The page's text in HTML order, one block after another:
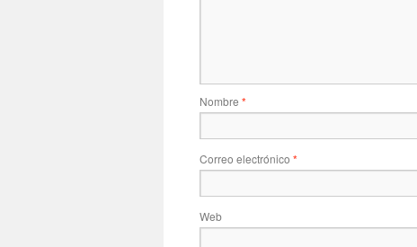
Nombre *
Correo electrónico *
Web